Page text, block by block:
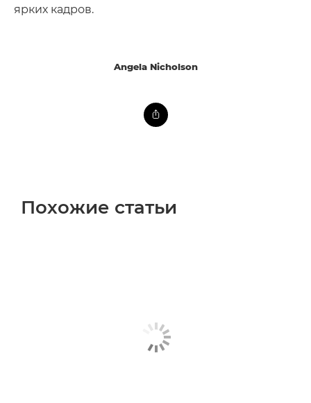
ярких кадров.
Angela Nicholson
Похожие статьи